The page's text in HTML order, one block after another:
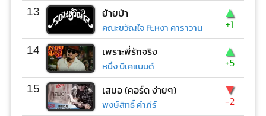
13 ย้ายป่า
คณะขวัญใจ ft.หงา คาราวาน
▲
+1
14 เพราะพี่รักจริง
หนึ่ง บีเคแบนด์
▲
+5
15 เสมอ (คอร์ด ง่ายๆ)
พงษ์สิทธิ์ คำภีร์
▼
-2